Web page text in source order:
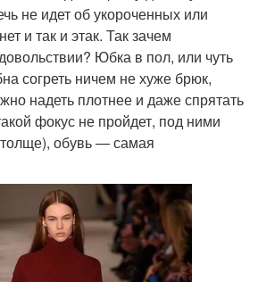
не идет об укороченных или
и так и этак. Так зачем
Юбка в пол, или чуть
согреть ничем не хуже брюк,
надеть плотнее и даже спрятать
фокус не пройдет, под ними
толще), обувь — самая